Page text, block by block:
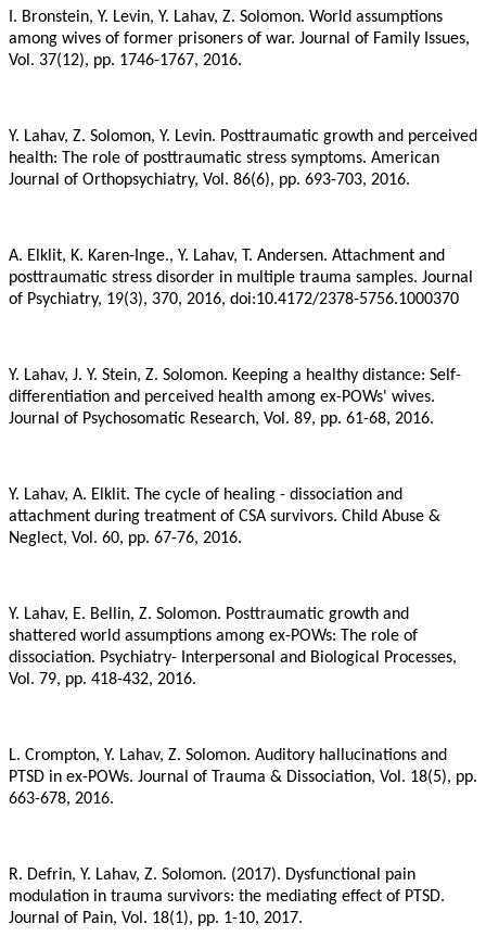
I. Bronstein, Y. Levin, Y. Lahav, Z. Solomon. World assumptions
among wives of former prisoners of war. Journal of Family Issues,
Vol. 37(12), pp. 1746-1767, 2016.
Y. Lahav, Z. Solomon, Y. Levin. Posttraumatic growth and perceived
health: The role of posttraumatic stress symptoms. American
Journal of Orthopsychiatry, Vol. 86(6), pp. 693-703, 2016.
A. Elklit, K. Karen-Inge., Y. Lahav, T. Andersen. Attachment and
posttraumatic stress disorder in multiple trauma samples. Journal
of Psychiatry, 19(3), 370, 2016, doi:10.4172/2378-5756.1000370
Y. Lahav, J. Y. Stein, Z. Solomon. Keeping a healthy distance: Self-
differentiation and perceived health among ex-POWs' wives.
Journal of Psychosomatic Research, Vol. 89, pp. 61-68, 2016.
Y. Lahav, A. Elklit. The cycle of healing - dissociation and
attachment during treatment of CSA survivors. Child Abuse &
Neglect, Vol. 60, pp. 67-76, 2016.
Y. Lahav, E. Bellin, Z. Solomon. Posttraumatic growth and
shattered world assumptions among ex-POWs: The role of
dissociation. Psychiatry- Interpersonal and Biological Processes,
Vol. 79, pp. 418-432, 2016.
L. Crompton, Y. Lahav, Z. Solomon. Auditory hallucinations and
PTSD in ex-POWs. Journal of Trauma & Dissociation, Vol. 18(5), pp.
663-678, 2016.
R. Defrin, Y. Lahav, Z. Solomon. (2017). Dysfunctional pain
modulation in trauma survivors: the mediating effect of PTSD.
Journal of Pain, Vol. 18(1), pp. 1-10, 2017.